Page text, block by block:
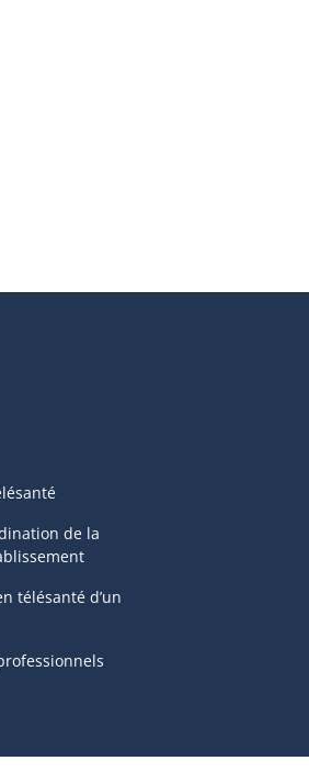
de la
télésanté d’un